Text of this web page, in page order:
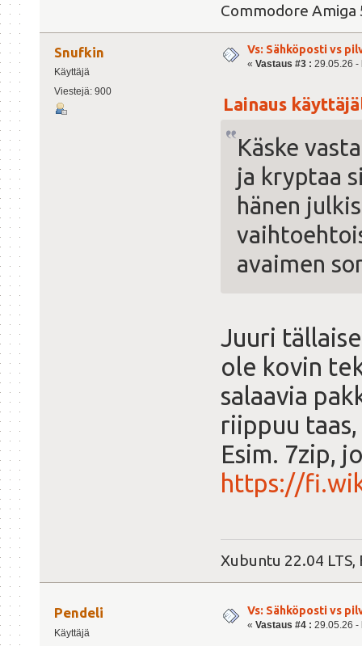
Commodore Amiga
Snufkin
Käyttäjä
Viestejä: 900
Vs: Sähköposti vs
« Vastaus #3 : 29.05.26 -
Lainaus
Käske
ja kryptaa
hänen
avaimen
Juuri
ole kovin
salaavia
riippuu
Esim. 7zip,
https://
Xubuntu 22.04
Pendeli
Käyttäjä
Vs: Sähköposti vs
« Vastaus #4 : 29.05.26 -